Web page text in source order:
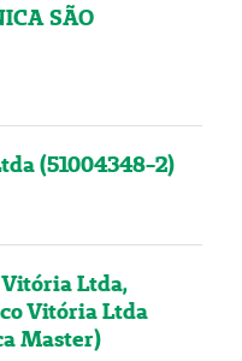
SÃO
(51004348-2)
Ltda,
Vitória Ltda
Master)